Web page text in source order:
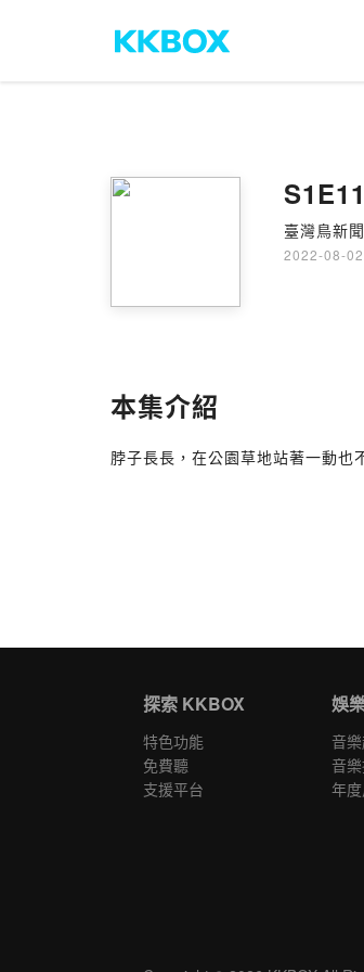
臺灣鳥新聞
2022-08-02
本集介紹
脖子長長，在公園草地站著一動也
探索 KKBOX
特色功能
免費聽
支援平台
娛
音
音
年